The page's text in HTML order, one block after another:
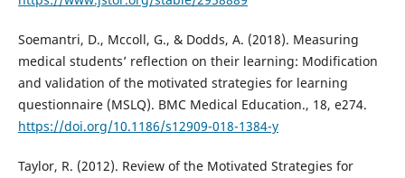
Soemantri, D., Mccoll, G., & Dodds, A. (2018). Measuring
medical students’ reflection on their learning: Modification
and validation of the motivated strategies for learning
questionnaire (MSLQ). BMC Medical Education., 18, e274.
https://doi.org/10.1186/s12909-018-1384-y
Taylor, R. (2012). Review of the Motivated Strategies for